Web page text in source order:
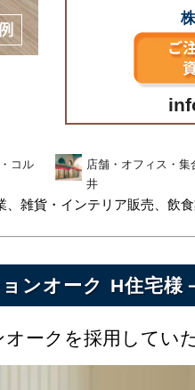
コル
店舗・オフィス・集
井
、雑貨・インテリア販売、飲
ンオーク H住宅様
ークを採用してい